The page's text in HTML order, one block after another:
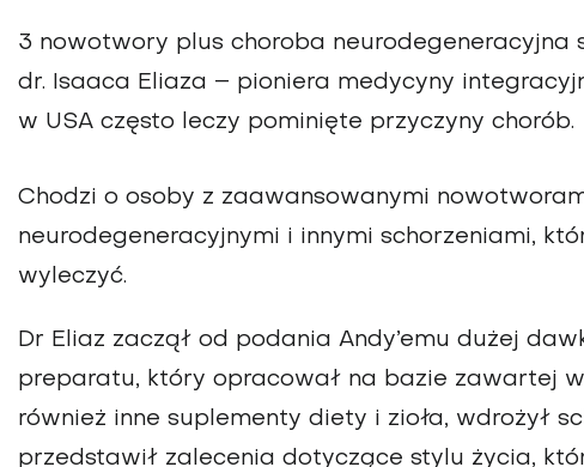
3 nowotwory plus choroba neurodegeneracyjna
dr. Isaaca Eliaza – pioniera medycyny
w USA często leczy pominięte przyczyny chorób.
Chodzi o osoby z zaawansowanymi
neurodegeneracyjnymi i innymi schorzeniami,
wyleczyć.
Dr Eliaz zaczął od podania Andy’emu dużej
preparatu, który opracował na bazie zawartej
również inne suplementy diety i zioła, wdrożył
przedstawił zalecenia dotyczące stylu życia,